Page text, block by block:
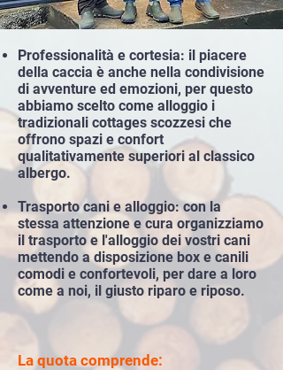
Professionalità e cortesia: il piacere
della caccia è anche nella condivisione
di avventure ed emozioni, per questo
abbiamo scelto come alloggio i
tradizionali cottages scozzesi che
offrono spazi e confort
qualitativamente superiori al classico
albergo.
Trasporto cani e alloggio: con la
stessa attenzione e cura organizziamo
il trasporto e l'alloggio dei vostri cani
mettendo a disposizione box e canili
comodi e confortevoli, per dare a loro
come a noi, il giusto riparo e riposo.
La quota comprende:​​